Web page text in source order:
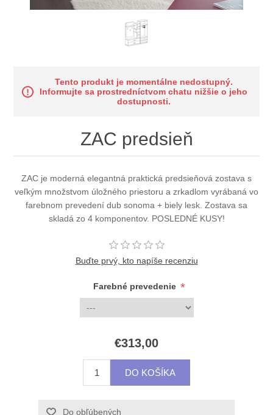
Tento produkt je momentálne nedostupný.
Informujte sa prostredníctvom chatu nižšie o jeho
dostupnosti.
ZAC predsieň
ZAC je moderná elegantná praktická predsieňová zostava s
veľkým množstvom úložného priestoru a zrkadlom vyrábaná vo
farebnom prevedení dub sonoma + biely lesk. Zostava sa
skladá zo 4 komponentov. POSLEDNÉ KUSY!
Buďte prvý, kto napíše recenziu
Farebné prevedenie *
€313,00